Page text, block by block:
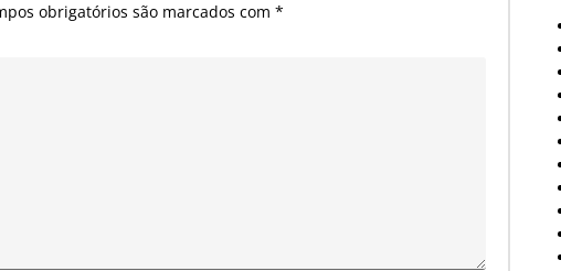
obrigatórios são marcados com *